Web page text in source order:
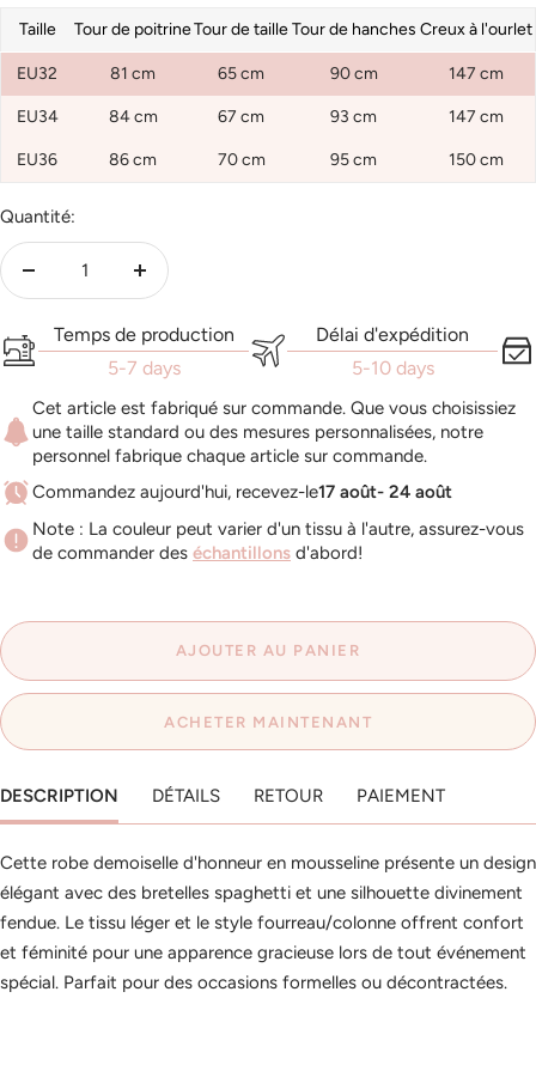
Taille Tour de poitrineTour de tailleTour de hanches Creux à l'ourlet
EU32 81 cm 65 cm 90 cm 147 cm
EU34 84 cm 67 cm 93 cm 147 cm
EU36 86 cm 70 cm 95 cm 150 cm
Quantité:
Réduire
quantité
Augmenter
quantité
Temps de production
5-7 days
Délai d'expédition
5-10 days
Cet article est fabriqué sur commande. Que vous choisissiez
une taille standard ou des mesures personnalisées, notre
personnel fabrique chaque article sur commande.
Commandez aujourd'hui, recevez-le17 août- 24 août
Note : La couleur peut varier d'un tissu à l'autre, assurez-vous
de commander des échantillons d'abord!
AJOUTER AU PANIER
ACHETER MAINTENANT
DESCRIPTION DÉTAILS RETOUR PAIEMENT
Cette robe demoiselle d'honneur en mousseline présente un design
élégant avec des bretelles spaghetti et une silhouette divinement
fendue. Le tissu léger et le style fourreau/colonne offrent confort
et féminité pour une apparence gracieuse lors de tout événement
spécial. Parfait pour des occasions formelles ou décontractées.